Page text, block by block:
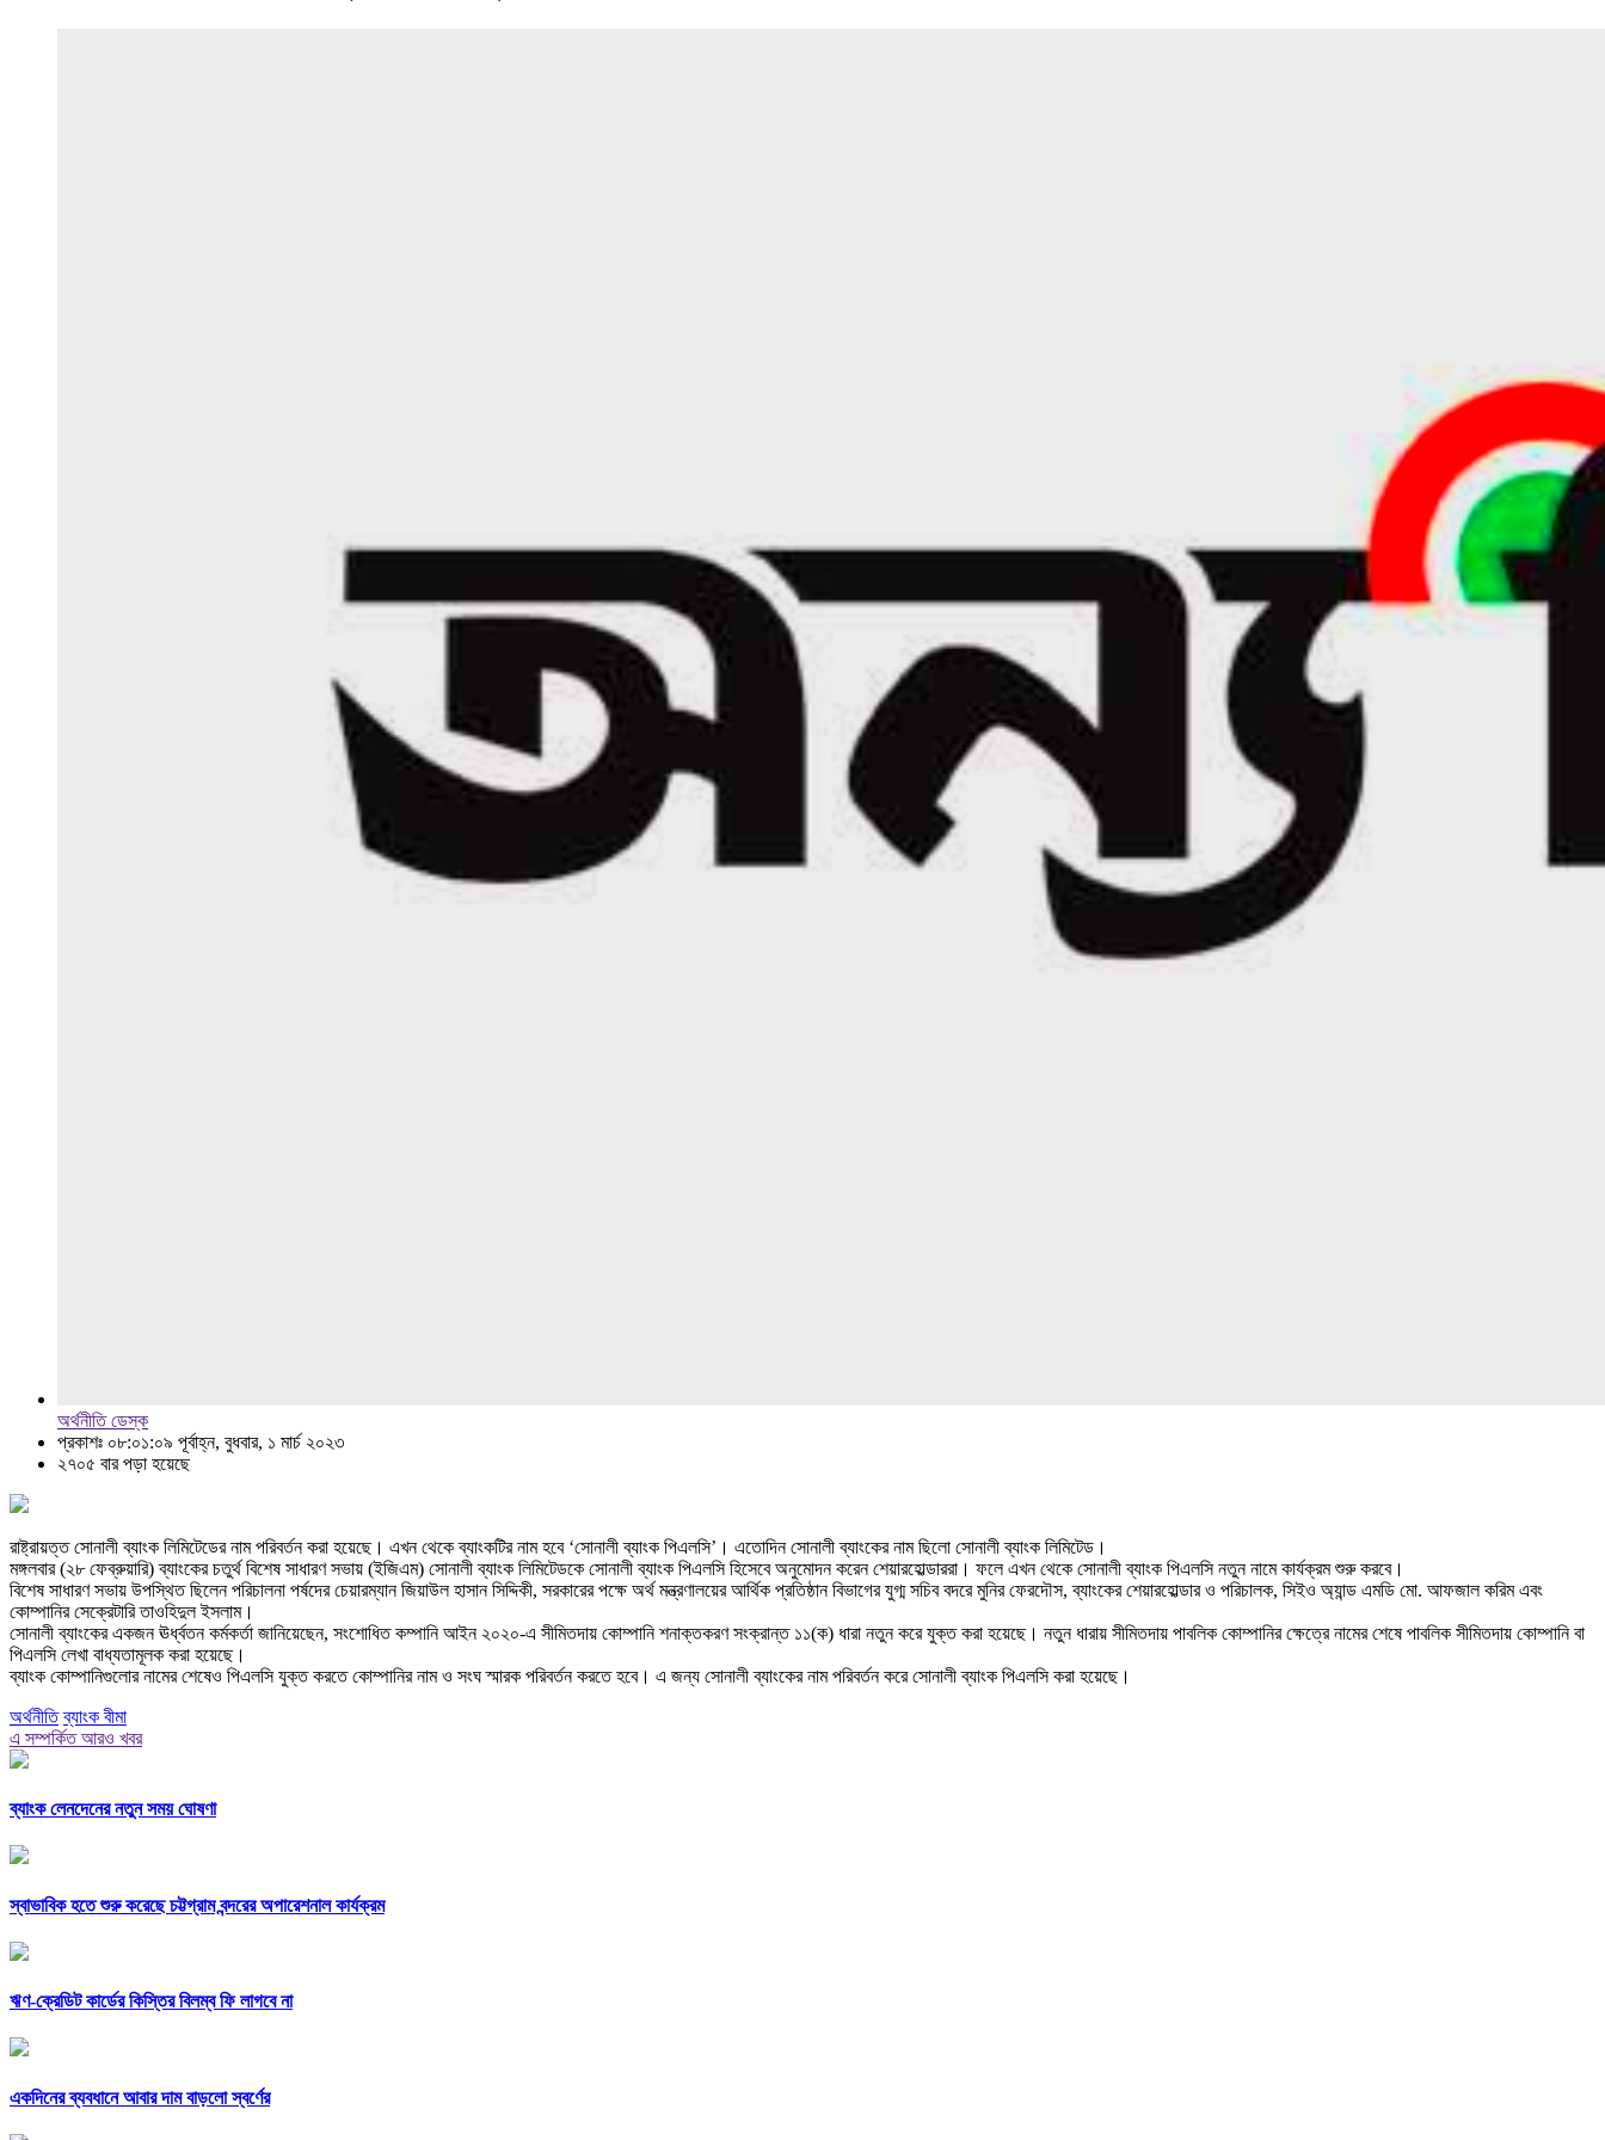
অর্থনীতি ডেস্ক
প্রকাশঃ ০৮:০১:০৯ পূর্বাহ্ন, বুধবার, ১ মার্চ ২০২৩
২৭০৫ বার পড়া হয়েছে
রাষ্ট্রায়ত্ত সোনালী ব্যাংক লিমিটেডের নাম পরিবর্তন করা হয়েছে। এখন থেকে ব্যাংকটির নাম হবে ‘সোনালী ব্যাংক পিএলসি’। এতোদিন সোনালী ব্যাংকের নাম ছিলো সোনালী ব্যাংক লিমিটেড।
মঙ্গলবার (২৮ ফেব্রুয়ারি) ব্যাংকের চতুর্থ বিশেষ সাধারণ সভায় (ইজিএম) সোনালী ব্যাংক লিমিটেডকে সোনালী ব্যাংক পিএলসি হিসেবে অনুমোদন করেন শেয়ারহোল্ডাররা। ফলে এখন থেকে সোনালী ব্যাংক পিএলসি নতুন নামে কার্যক্রম শুরু করবে।
বিশেষ সাধারণ সভায় উপস্থিত ছিলেন পরিচালনা পর্ষদের চেয়ারম্যান জিয়াউল হাসান সিদ্দিকী, সরকারের পক্ষে অর্থ মন্ত্রণালয়ের আর্থিক প্রতিষ্ঠান বিভাগের যুগ্ম সচিব বদরে মুনির ফেরদৌস, ব্যাংকের শেয়ারহোল্ডার ও পরিচালক, সিইও অ্যান্ড এমডি মো. আফজাল করিম এবং
কোম্পানির সেক্রেটারি তাওহিদুল ইসলাম।
সোনালী ব্যাংকের একজন ঊর্ধ্বতন কর্মকর্তা জানিয়েছেন, সংশোধিত কম্পানি আইন ২০২০-এ সীমিতদায় কোম্পানি শনাক্তকরণ সংক্রান্ত ১১(ক) ধারা নতুন করে যুক্ত করা হয়েছে। নতুন ধারায় সীমিতদায় পাবলিক কোম্পানির ক্ষেত্রে নামের শেষে পাবলিক সীমিতদায় কোম্পানি বা
পিএলসি লেখা বাধ্যতামূলক করা হয়েছে।
ব্যাংক কোম্পানিগুলোর নামের শেষেও পিএলসি যুক্ত করতে কোম্পানির নাম ও সংঘ স্মারক পরিবর্তন করতে হবে। এ জন্য সোনালী ব্যাংকের নাম পরিবর্তন করে সোনালী ব্যাংক পিএলসি করা হয়েছে।
অর্থনীতি ব্যাংক বীমা
এ সম্পর্কিত আরও খবর
ব্যাংক লেনদেনের নতুন সময় ঘোষণা
স্বাভাবিক হতে শুরু করেছে চট্টগ্রাম বন্দরের অপারেশনাল কার্যক্রম
ঋণ-ক্রেডিট কার্ডের কিস্তির বিলম্ব ফি লাগবে না
একদিনের ব্যবধানে আবার দাম বাড়লো স্বর্ণের